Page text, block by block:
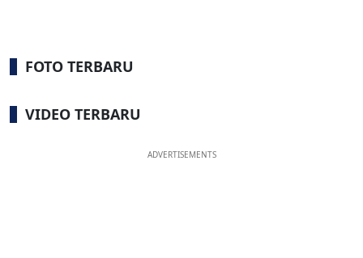
FOTO TERBARU
VIDEO TERBARU
ADVERTISEMENTS